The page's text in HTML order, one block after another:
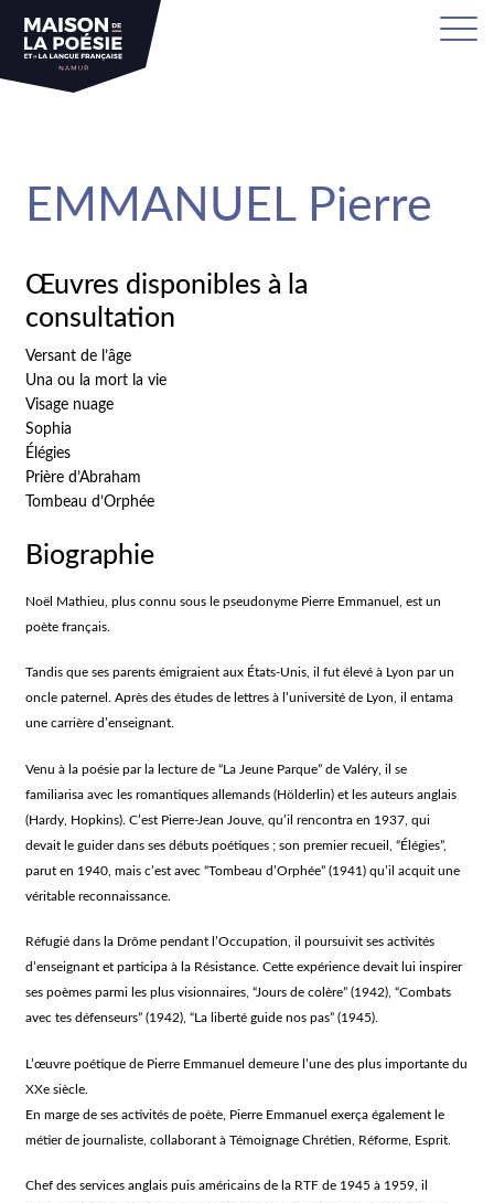
EMMANUEL Pierre
Œuvres disponibles à la
consultation
Versant de l’âge
Una ou la mort la vie
Visage nuage
Sophia
Élégies
Prière d’Abraham
Tombeau d’Orphée
Biographie
Noël Mathieu, plus connu sous le pseudonyme Pierre Emmanuel, est un
poète français.
Tandis que ses parents émigraient aux États-Unis, il fut élevé à Lyon par un
oncle paternel. Après des études de lettres à l’université de Lyon, il entama
une carrière d’enseignant.
Venu à la poésie par la lecture de “La Jeune Parque” de Valéry, il se
familiarisa avec les romantiques allemands (Hölderlin) et les auteurs anglais
(Hardy, Hopkins). C’est Pierre-Jean Jouve, qu’il rencontra en 1937, qui
devait le guider dans ses débuts poétiques ; son premier recueil, “Élégies”,
parut en 1940, mais c’est avec “Tombeau d’Orphée” (1941) qu’il acquit une
véritable reconnaissance.
Réfugié dans la Drôme pendant l’Occupation, il poursuivit ses activités
d’enseignant et participa à la Résistance. Cette expérience devait lui inspirer
ses poèmes parmi les plus visionnaires, “Jours de colère” (1942), “Combats
avec tes défenseurs” (1942), “La liberté guide nos pas” (1945).
L’œuvre poétique de Pierre Emmanuel demeure l’une des plus importante du
XXe siècle.
En marge de ses activités de poète, Pierre Emmanuel exerça également le
métier de journaliste, collaborant à Témoignage Chrétien, Réforme, Esprit.
Chef des services anglais puis américains de la RTF de 1945 à 1959, il